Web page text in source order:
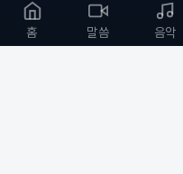
순복음금정교회
홈 말씀 음악